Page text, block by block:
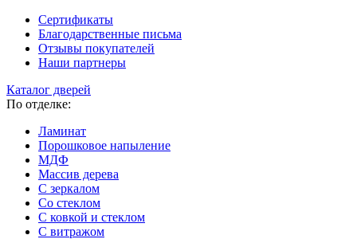
Сертификаты
Благодарственные письма
Отзывы покупателей
Наши партнеры
Каталог дверей
По отделке:
Ламинат
Порошковое напыление
МДФ
Массив дерева
С зеркалом
Со стеклом
С ковкой и стеклом
С витражом